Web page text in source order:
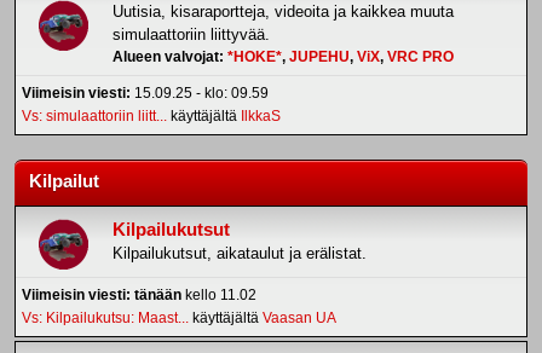
Uutisia, kisaraportteja, videoita ja kaikkea muuta
simulaattoriin liittyvää.
Alueen valvojat: *HOKE*, JUPEHU, ViX, VRC PRO
Viimeisin viesti: 15.09.25 - klo: 09.59
Vs: simulaattoriin liitt... käyttäjältä IlkkaS
Kilpailut
Kilpailukutsut
Kilpailukutsut, aikataulut ja erälistat.
Viimeisin viesti: tänään kello 11.02
Vs: Kilpailukutsu: Maast... käyttäjältä Vaasan UA